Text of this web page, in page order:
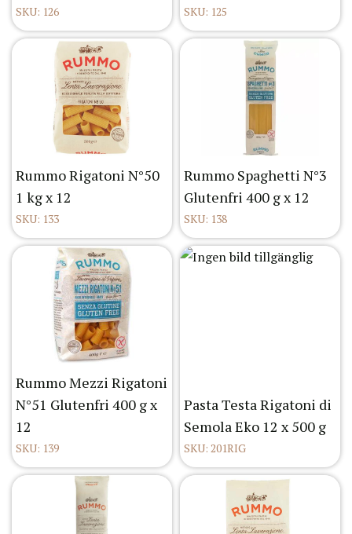
SKU: 126 SKU: 125
Rummo Rigatoni N°50
1 kg x 12
SKU: 133
Rummo Spaghetti N°3
Glutenfri 400 g x 12
SKU: 138
Rummo Mezzi Rigatoni
N°51 Glutenfri 400 g x
12
SKU: 139
Pasta Testa Rigatoni di
Semola Eko 12 x 500 g
SKU: 201RIG